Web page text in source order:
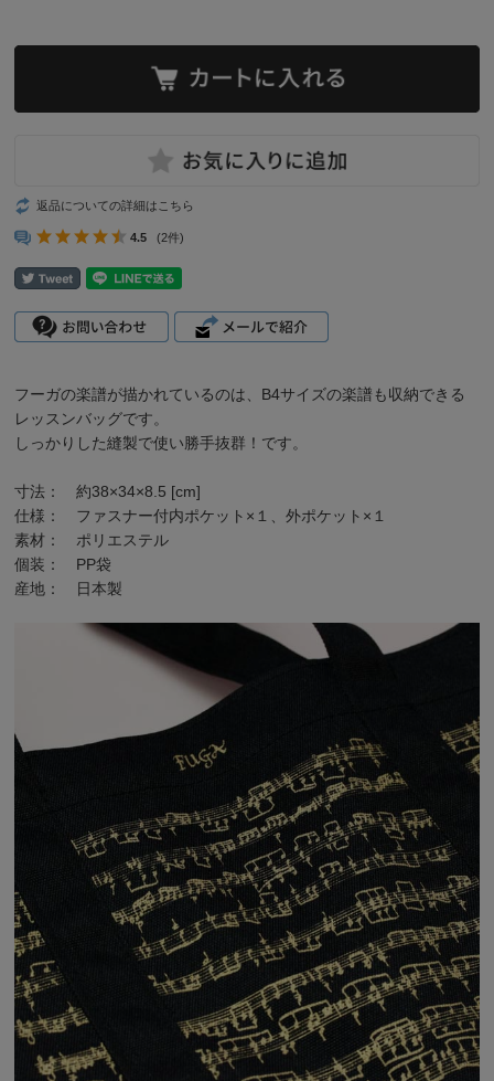
返品についての詳細はこちら
4.5 (2件)
フーガの楽譜が描かれているのは、B4サイズの楽譜も収納できる
レッスンバッグです。
しっかりした縫製で使い勝手抜群！です。
寸法： 約38×34×8.5 [cm]
仕様： ファスナー付内ポケット×１、外ポケット×１
素材： ポリエステル
個装： PP袋
産地： 日本製